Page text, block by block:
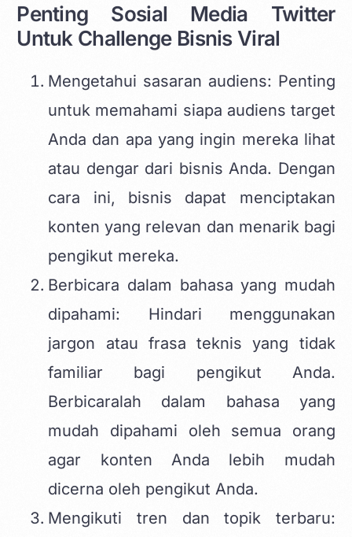
Penting Sosial Media Twitter
Untuk Challenge Bisnis Viral
Mengetahui sasaran audiens: Penting
untuk memahami siapa audiens target
Anda dan apa yang ingin mereka lihat
atau dengar dari bisnis Anda. Dengan
cara ini, bisnis dapat menciptakan
konten yang relevan dan menarik bagi
pengikut mereka.
Berbicara dalam bahasa yang mudah
dipahami: Hindari menggunakan
jargon atau frasa teknis yang tidak
familiar bagi pengikut Anda.
Berbicaralah dalam bahasa yang
mudah dipahami oleh semua orang
agar konten Anda lebih mudah
dicerna oleh pengikut Anda.
Mengikuti tren dan topik terbaru: